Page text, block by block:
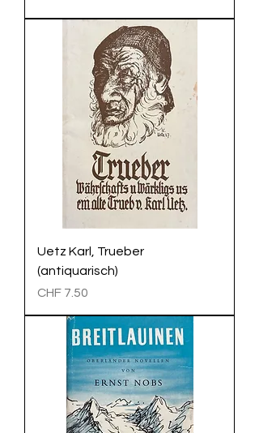
Uetz Karl, Trueber
(antiquarisch)
Preis
CHF 7.50